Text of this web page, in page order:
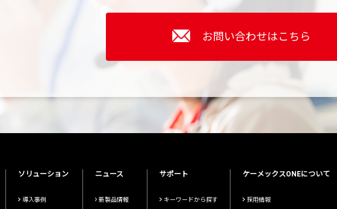
お問い合わせはこちら
ソリューション
導入事例
ニュース
新製品情報
サポート
キーワードから探す
ケーメックスONEについて
採用情報